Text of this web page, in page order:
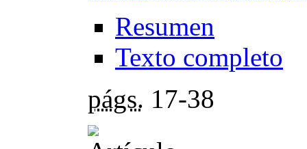
Resumen
Texto completo
págs. 17-38